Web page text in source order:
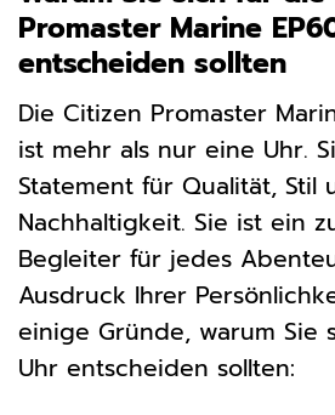
Promaster Marine
entscheiden sollten
Die Citizen Promaster
ist mehr als nur eine Uhr.
Statement für Qualität, Stil
Nachhaltigkeit. Sie ist ein
Begleiter für jedes
Ausdruck Ihrer
einige Gründe, warum Sie
Uhr entscheiden sollten: